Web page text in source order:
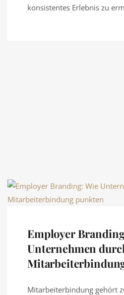
konsistentes Erlebnis zu
Employer
Unternehmen
Mitarbeiterbindung gehört